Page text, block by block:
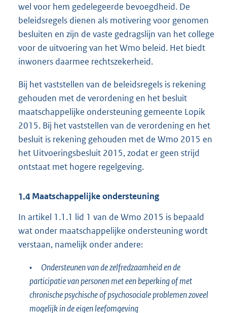
wel voor hem gedelegeerde bevoegdheid. De
beleidsregels dienen als motivering voor genomen
besluiten en zijn de vaste gedragslijn van het college
voor de uitvoering van het Wmo beleid. Het biedt
inwoners daarmee rechtszekerheid.
Bij het vaststellen van de beleidsregels is rekening
gehouden met de verordening en het besluit
maatschappelijke ondersteuning gemeente Lopik
2015. Bij het vaststellen van de verordening en het
besluit is rekening gehouden met de Wmo 2015 en
het Uitvoeringsbesluit 2015, zodat er geen strijd
ontstaat met hogere regelgeving.
1.4 Maatschappelijke ondersteuning
In artikel 1.1.1 lid 1 van de Wmo 2015 is bepaald
wat onder maatschappelijke ondersteuning wordt
verstaan, namelijk onder andere:
•
Ondersteunen van de zelfredzaamheid en de
participatie van personen met een beperking of met
chronische psychische of psychosociale problemen zoveel
mogelijk in de eigen leefomgeving